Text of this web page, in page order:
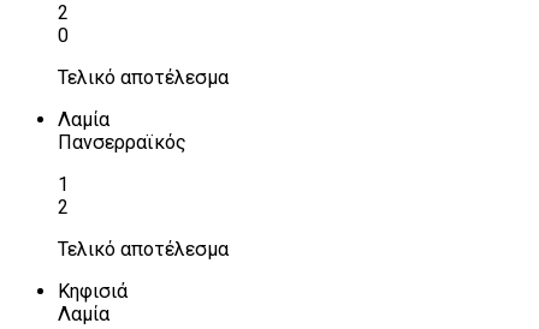
2
0
Τελικό αποτέλεσμα
Λαμία
Πανσερραϊκός
1
2
Τελικό αποτέλεσμα
Κηφισιά
Λαμία